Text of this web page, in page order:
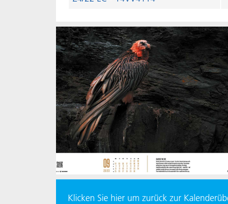
Klicken Sie hier um zurück zur